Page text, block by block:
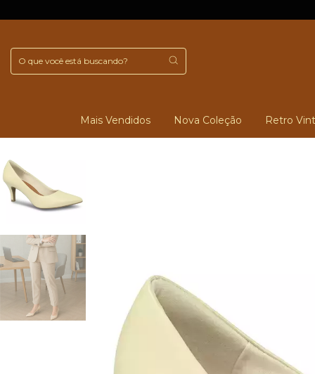
Mais Vendidos Nova Coleção Retro